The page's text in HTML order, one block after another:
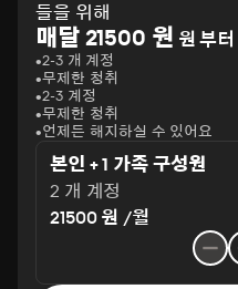
들을 위해
매달 21500 원 원 부터
2-3 개 계정
무제한 청취
2-3 계정
무제한 청취
언제든 해지하실 수 있어요
본인 + 1 가족 구성원
2 개 계정
21500 원 /월